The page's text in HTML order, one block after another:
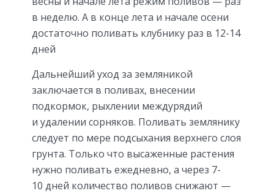
в неделю. А в конце лета и начале осени
достаточно поливать клубнику раз в 12-14
дней
Дальнейший уход за земляникой
заключается в поливах, внесении
подкормок, рыхлении междурядий
и удалении сорняков. Поливать землянику
следует по мере подсыхания верхнего слоя
грунта. Только что высаженные растения
нужно поливать ежедневно, а через 7-
10 дней количество поливов снижают —